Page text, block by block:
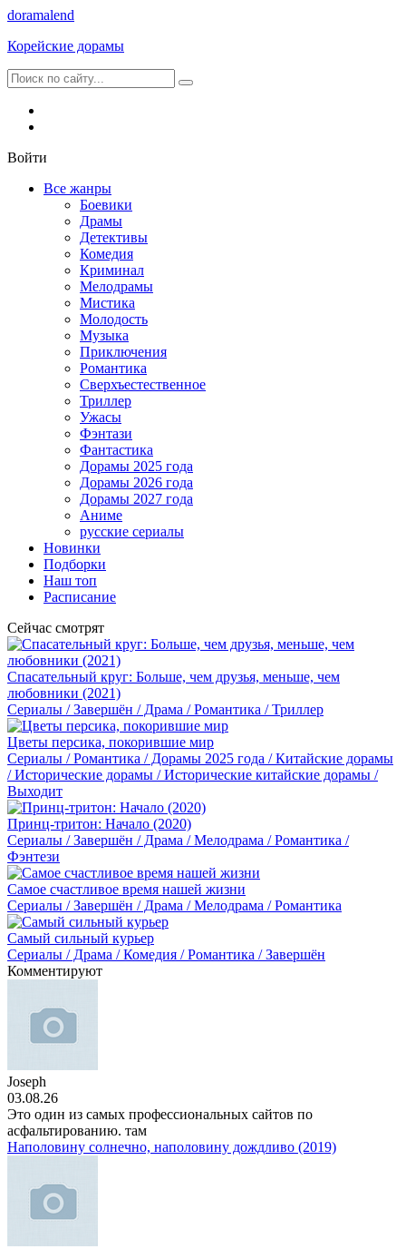
doramalend
Корейские дорамы
Войти
Все жанры
Боевики
Драмы
Детективы
Комедия
Криминал
Мелодрамы
Мистика
Молодость
Музыка
Приключения
Романтика
Сверхъестественное
Триллер
Ужасы
Фэнтази
Фантастика
Дорамы 2025 года
Дорамы 2026 года
Дорамы 2027 года
Аниме
русские сериалы
Новинки
Подборки
Наш топ
Расписание
Сейчас смотрят
Спасательный круг: Больше, чем друзья, меньше, чем
любовники (2021)
Сериалы / Завершён / Драма / Романтика / Триллер
Цветы персика, покорившие мир
Сериалы / Романтика / Дорамы 2025 года / Китайские дорамы
/ Исторические дорамы / Исторические китайские дорамы /
Выходит
Принц-тритон: Начало (2020)
Сериалы / Завершён / Драма / Мелодрама / Романтика /
Фэнтези
Самое счастливое время нашей жизни
Сериалы / Завершён / Драма / Мелодрама / Романтика
Самый сильный курьер
Сериалы / Драма / Комедия / Романтика / Завершён
Комментируют
Joseph
03.08.26
Это один из самых профессиональных сайтов по
асфальтированию. там
Наполовину солнечно, наполовину дождливо (2019)